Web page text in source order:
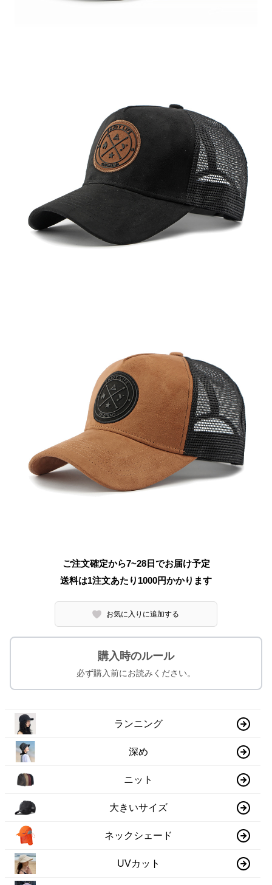
ご注文確定から7~28日でお届け予定
送料は1注文あたり 1000円かかります
お気に入りに追加する
購入時のルール
必ず購入前にお読みください。
ランニング
深め
ニット
大きいサイズ
ネックシェード
UVカット